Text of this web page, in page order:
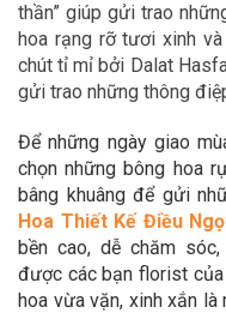
thần” giúp gửi trao
hoa rạng rỡ tươi xinh
chút tỉ mỉ bởi Dalat
gửi trao những thông
Để những ngày giao
chọn những bông hoa
bâng khuâng để gửi
Hoa Thiết Kế Điều
bền cao, dễ chăm
được các bạn florist
hoa vừa vặn, xinh xắn